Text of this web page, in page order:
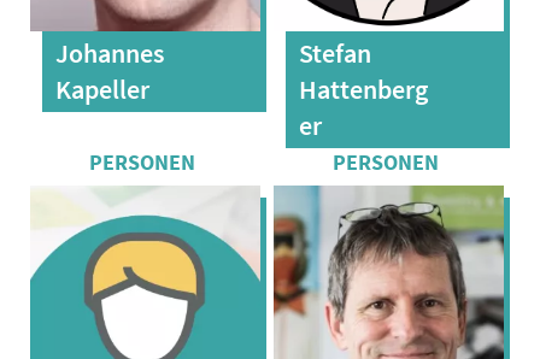
Johannes
Kapeller
Stefan
Hattenberg
er